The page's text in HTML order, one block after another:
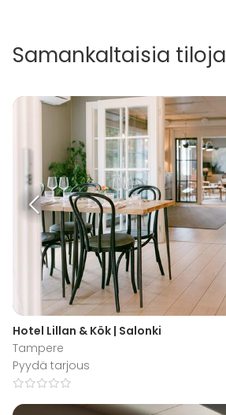
Samankaltaisia tiloja
Hotel Lillan & Kök | Salonki
Tampere
Pyydä tarjous